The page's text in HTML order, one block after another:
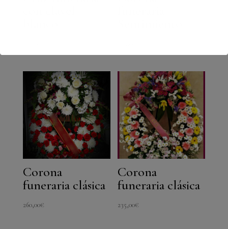
Corona
funeraria clásica
260,00€
Corona
funeraria clásica
235,00€